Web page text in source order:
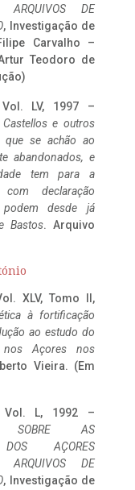
ARQUIVOS DE
, Investigação de
Carvalho –
Teodoro de
LV, 1997 –
e outros
que se achão ao
abandonados, e
tem para a
declaração
podem desde já
Bastos. Arquivo
XLV, Tomo II,
à fortificação
ao estudo do
nos Açores nos
Vieira. (Em
Vol. L, 1992 –
SOBRE AS
DOS AÇORES
ARQUIVOS DE
, Investigação de